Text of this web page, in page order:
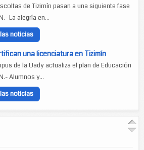
de Tizimín pasan a una siguiente fase
La alegría en...
noticias
una licenciatura en Tizimín
de la Uady actualiza el plan de Educación
Alumnos y...
noticias